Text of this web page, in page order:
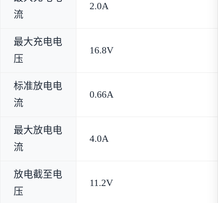
流
2.0A
最大充电电
压
16.8V
标准放电电
流
0.66A
最大放电电
流
4.0A
放电截至电
压
11.2V